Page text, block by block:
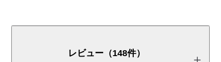
レビュー（148件）